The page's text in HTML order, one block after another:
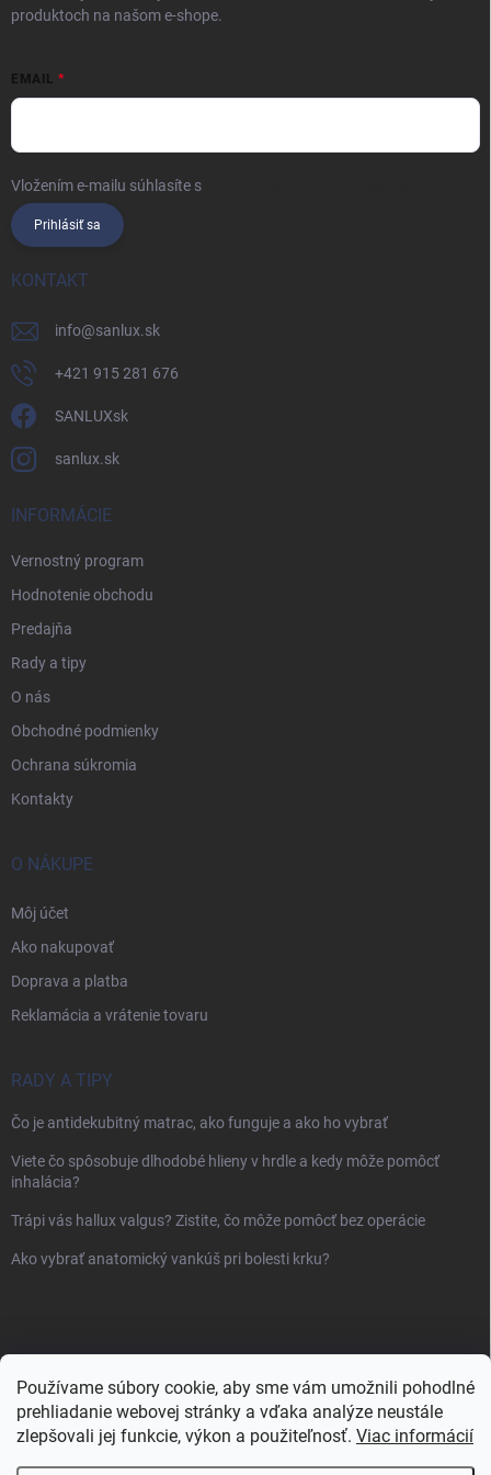
Používame súbory cookie, aby sme vám umožnili pohodlné
prehliadanie webovej stránky a vďaka analýze neustále
zlepšovali jej funkcie, výkon a použiteľnosť. Viac informácií
produktoch na našom e-shope.
EMAIL
Vložením e-mailu súhlasíte s
Prihlásiť sa
KONTAKT
info@sanlux.sk
+421 915 281 676
SANLUXsk
sanlux.sk
INFORMÁCIE
Vernostný program
Hodnotenie obchodu
Predajňa
Rady a tipy
O nás
Obchodné podmienky
Ochrana súkromia
Kontakty
O NÁKUPE
Môj účet
Ako nakupovať
Doprava a platba
Reklamácia a vrátenie tovaru
RADY A TIPY
Čo je antidekubitný matrac, ako funguje a ako ho vybrať
Viete čo spôsobuje dlhodobé hlieny v hrdle a kedy môže pomôcť
inhalácia?
Trápi vás hallux valgus? Zistite, čo môže pomôcť bez operácie
Ako vybrať anatomický vankúš pri bolesti krku?